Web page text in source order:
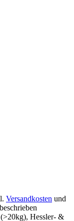
Versandkosten und
Hessler- &